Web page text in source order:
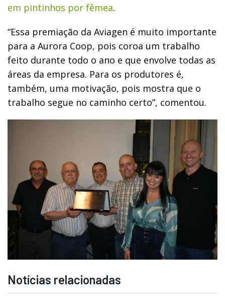
em pintinhos por fêmea.
“Essa premiação da Aviagen é muito importante
para a Aurora Coop, pois coroa um trabalho
feito durante todo o ano e que envolve todas as
áreas da empresa. Para os produtores é,
também, uma motivação, pois mostra que o
trabalho segue no caminho certo”, comentou.
Notícias relacionadas